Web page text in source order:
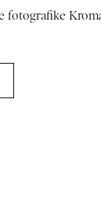
fotografike